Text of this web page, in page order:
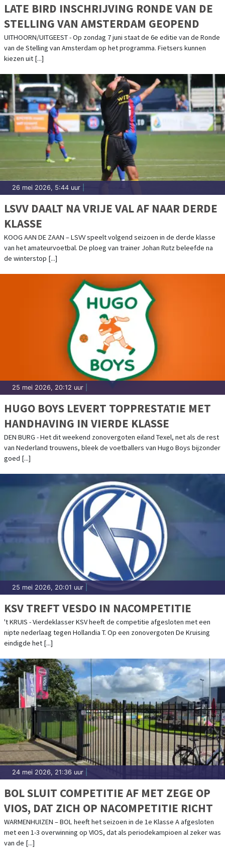
LATE BIRD INSCHRIJVING RONDE VAN DE
STELLING VAN AMSTERDAM GEOPEND
UITHOORN/UITGEEST - Op zondag 7 juni staat de 6e editie van de Ronde
van de Stelling van Amsterdam op het programma. Fietsers kunnen
kiezen uit [...]
26 mei 2026, 5:44 uur
LSVV DAALT NA VRIJE VAL AF NAAR DERDE
KLASSE
KOOG AAN DE ZAAN – LSVV speelt volgend seizoen in de derde klasse
van het amateurvoetbal. De ploeg van trainer Johan Rutz beleefde na
de winterstop [...]
25 mei 2026, 20:12 uur
HUGO BOYS LEVERT TOPPRESTATIE MET
HANDHAVING IN VIERDE KLASSE
DEN BURG - Het dit weekend zonovergoten eiland Texel, net als de rest
van Nederland trouwens, bleek de voetballers van Hugo Boys bijzonder
goed [...]
25 mei 2026, 20:01 uur
KSV TREFT VESDO IN NACOMPETITIE
't KRUIS - Vierdeklasser KSV heeft de competitie afgesloten met een
nipte nederlaag tegen Hollandia T. Op een zonovergoten De Kruising
eindigde het [...]
24 mei 2026, 21:36 uur
BOL SLUIT COMPETITIE AF MET ZEGE OP
VIOS, DAT ZICH OP NACOMPETITIE RICHT
WARMENHUIZEN – BOL heeft het seizoen in de 1e Klasse A afgesloten
met een 1-3 overwinning op VIOS, dat als periodekampioen al zeker was
van de [...]